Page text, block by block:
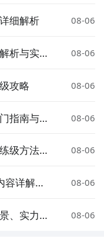
细解析
08-06
析与实战
08-06
攻略 08-06
指南与生
08-06
级方法与
08-06
容详解：
08-06
、实力与
08-06